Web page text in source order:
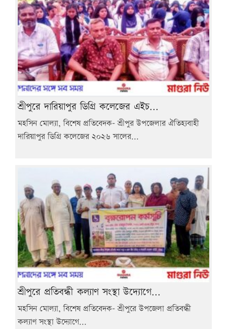
শ্রীপুরে দারিয়াপুর ডিগ্রি কলেজের এইচ...
মহসিন মোল্যা, বিশেষ প্রতিবেদক- শ্রীপুর উপজেলার ঐতিহ্যবাহী
দারিয়াপুর ডিগ্রি কলেজের ২০২৬ সালের...
শ্রীপুরে প্রতিবন্ধী কল্যাণ সংস্থা উদ্যোগে...
মহসিন মোল্যা, বিশেষ প্রতিবেদক- শ্রীপুরে উপজেলা প্রতিবন্ধী
কল্যাণ সংস্থা উদ্যোগে...